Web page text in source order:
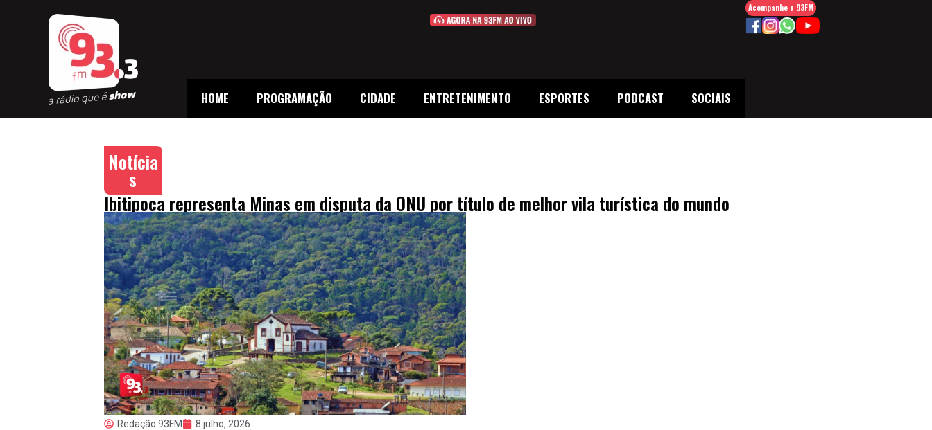
HOME PROGRAMAÇÃO CIDADE ENTRETENIMENTO ESPORTES PODCAST SOCIAIS
Acompanhe a 93FM
Notícia
s
Ibitipoca representa Minas em disputa da ONU por título de melhor vila turística do mundo
Redação 93FM 8 julho, 2026